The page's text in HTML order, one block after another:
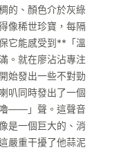
的、顏色介於灰綠
像稀世珍寶，每隔
它能感受到**「溫
。就在廖沾沾專注
始發出一些不對勁
叭同時發出了一個
——」聲。這聲音
是一個巨大的、消
嚴重干擾了他蒜泥